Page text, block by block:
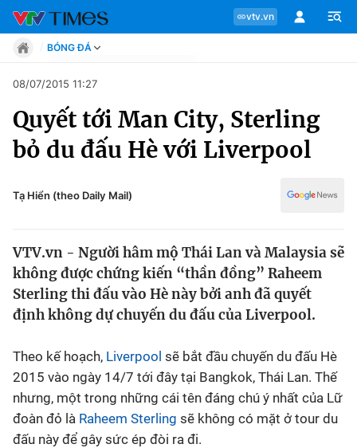
vtv.vn
Chuyên mục
Tin tức
Move
Phong cách
Chân dung
Bóng đá
Thể thao Điện tử
BÓNG ĐÁ
Move
Phong cách
Chân dung
Sự kiện
Thể thao điện tử
Bên lề
08/07/2015 11:27
Quyết tới Man City, Sterling
bỏ du đấu Hè với Liverpool
Tạ Hiển (theo Daily Mail)
VTV.vn - Người hâm mộ Thái Lan và Malaysia sẽ
không được chứng kiến “thần đồng” Raheem
Sterling thi đấu vào Hè này bởi anh đã quyết
định không dự chuyến du đấu của Liverpool.
Theo kế hoạch, Liverpool sẽ bắt đầu chuyến du đấu Hè
2015 vào ngày 14/7 tới đây tại Bangkok, Thái Lan. Thế
nhưng, một trong những cái tên đáng chú ý nhất của Lữ
đoàn đỏ là Raheem Sterling sẽ không có mặt ở tour du
đấu này để gây sức ép đòi ra đi.